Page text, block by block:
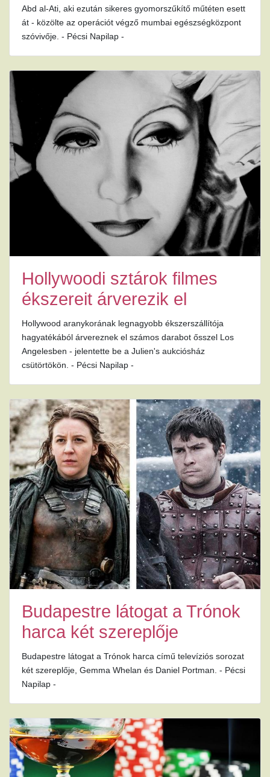
Abd al-Ati, aki ezután sikeres gyomorszűkítő műtéten esett
át - közölte az operációt végző mumbai egészségközpont
szóvivője. - Pécsi Napilap -
Hollywoodi sztárok filmes
ékszereit árverezik el
Hollywood aranykorának legnagyobb ékszerszállítója
hagyatékából árvereznek el számos darabot ősszel Los
Angelesben - jelentette be a Julien's aukciósház
csütörtökön. - Pécsi Napilap -
Budapestre látogat a Trónok
harca két szereplője
Budapestre látogat a Trónok harca című televíziós sorozat
két szereplője, Gemma Whelan és Daniel Portman. - Pécsi
Napilap -